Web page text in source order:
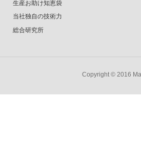
生産お助け知恵袋
当社独自の技術力
総合研究所
Copyright © 2016